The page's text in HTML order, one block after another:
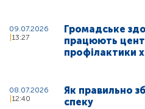
09.07.2026
13:27
Громадське
працюють
профілактики
08.07.2026
12:40
Як правильно
спеку